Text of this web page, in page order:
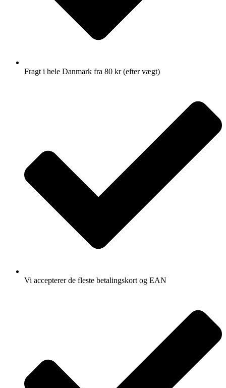
Fragt i hele Danmark fra 80 kr (efter vægt)
Vi accepterer de fleste betalingskort og EAN